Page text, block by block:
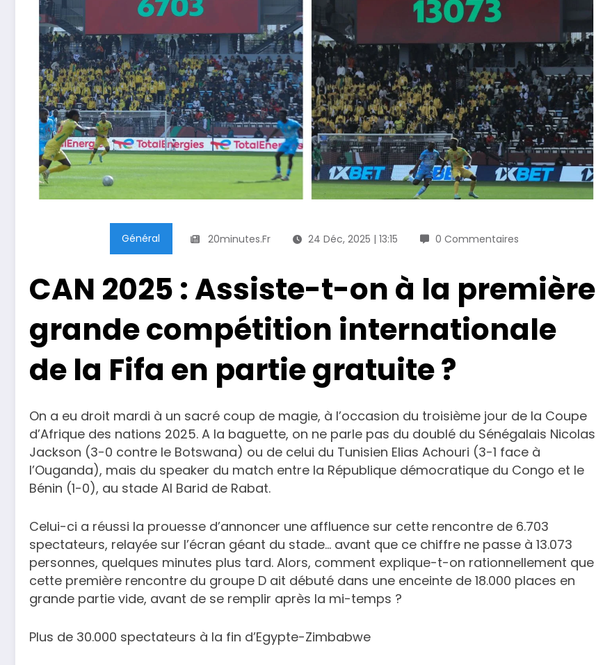
Général 20minutes.fr 24 Déc, 2025 | 13:15 0 Commentaires
CAN 2025 : Assiste-t-on à la première
grande compétition internationale
de la Fifa en partie gratuite ?
On a eu droit mardi à un sacré coup de magie, à l’occasion du troisième jour de la Coupe
d’Afrique des nations 2025. A la baguette, on ne parle pas du doublé du Sénégalais Nicolas
Jackson (3-0 contre le Botswana) ou de celui du Tunisien Elias Achouri (3-1 face à
l’Ouganda), mais du speaker du match entre la République démocratique du Congo et le
Bénin (1-0), au stade Al Barid de Rabat.
Celui-ci a réussi la prouesse d’annoncer une affluence sur cette rencontre de 6.703
spectateurs, relayée sur l’écran géant du stade… avant que ce chiffre ne passe à 13.073
personnes, quelques minutes plus tard. Alors, comment explique-t-on rationnellement que
cette première rencontre du groupe D ait débuté dans une enceinte de 18.000 places en
grande partie vide, avant de se remplir après la mi-temps ?
Plus de 30.000 spectateurs à la fin d’Egypte-Zimbabwe